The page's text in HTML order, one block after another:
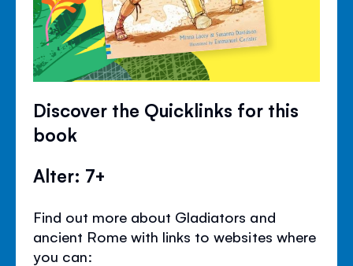
Discover the Quicklinks for this
book
Alter: 7+
Find out more about Gladiators and
ancient Rome with links to websites where
you can: